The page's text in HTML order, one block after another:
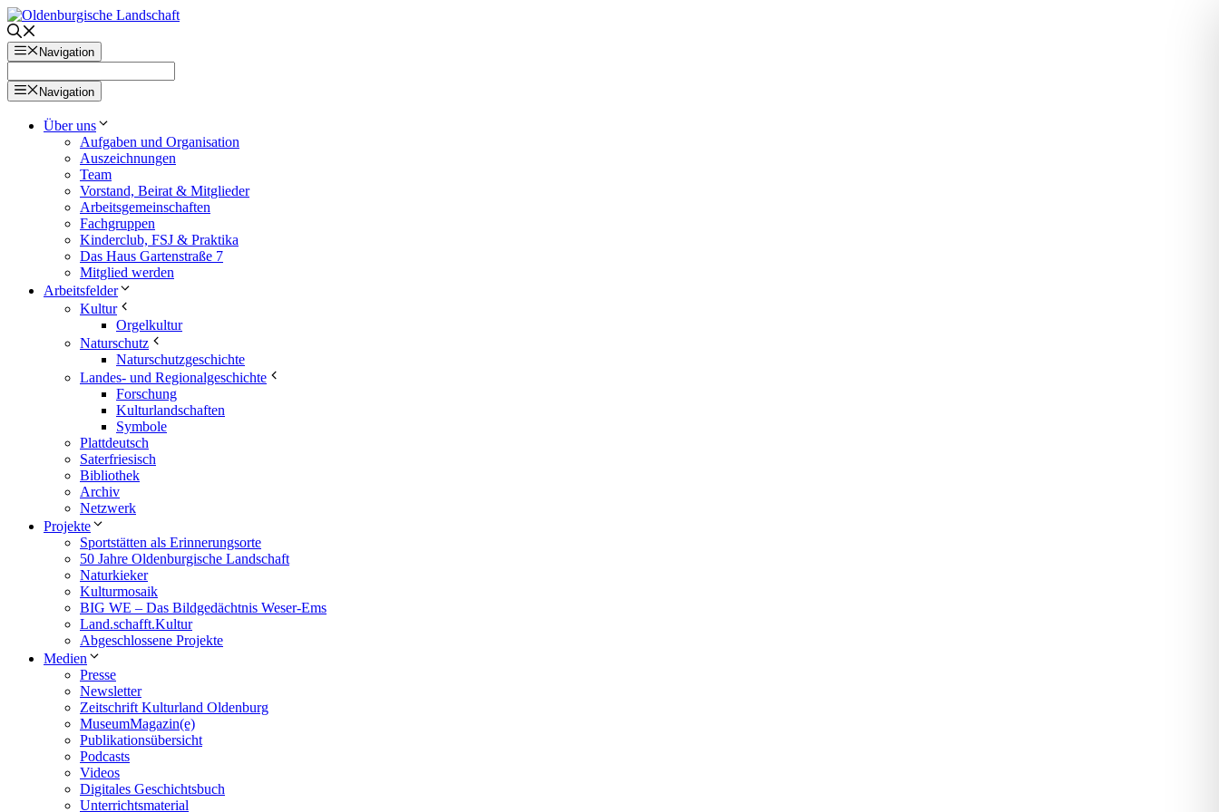
Zum
Inhalt
springenNavigation
Navigation
Über uns
Aufgaben und Organisation
Auszeichnungen
Team
Vorstand, Beirat & Mitglieder
Arbeitsgemeinschaften
Fachgruppen
Kinderclub, FSJ & Praktika
Das Haus Gartenstraße 7
Mitglied werden
Arbeitsfelder
Kultur
Orgelkultur
Naturschutz
Naturschutzgeschichte
Landes- und Regionalgeschichte
Forschung
Kulturlandschaften
Symbole
Plattdeutsch
Saterfriesisch
Bibliothek
Archiv
Netzwerk
Projekte
Sportstätten als Erinnerungsorte
50 Jahre Oldenburgische Landschaft
Naturkieker
Kulturmosaik
BIG WE – Das Bildgedächtnis Weser-Ems
Land.schafft.Kultur
Abgeschlossene Projekte
Medien
Presse
Newsletter
Zeitschrift Kulturland Oldenburg
MuseumMagazin(e)
Publikationsübersicht
Podcasts
Videos
Digitales Geschichtsbuch
Unterrichtsmaterial